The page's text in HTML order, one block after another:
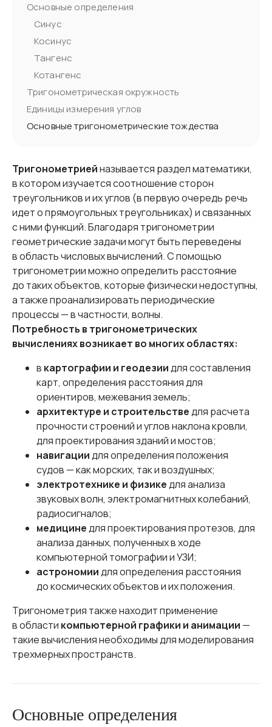
Основные определения
Синус
Косинус
Тангенс
Котангенс
Тригонометрическая окружность
Единицы измерения углов
Основные тригонометрические тождества
Тригонометриейназывается раздел математики,
в котором изучается соотношение сторон
треугольников и их углов (в первую очередь речь
идет о прямоугольных треугольниках) и связанных
с ними функций. Благодаря тригонометрии
геометрические задачи могут быть переведены
в область числовых вычислений. С помощью
тригонометрии можно определить расстояние
до таких объектов, которые физически недоступны,
а также проанализировать периодические
процессы — в частности, волны.
Потребность в тригонометрических
вычислениях возникает во многих областях:
в картографии и геодезиидля составления
карт, определения расстояния для
ориентиров, межевания земель;
архитектуре и строительстведля расчета
прочности строений и углов наклона кровли,
для проектирования зданий и мостов;
навигациидля определения положения
судов — как морских, так и воздушных;
электротехнике и физикедля анализа
звуковых волн, электромагнитных колебаний,
радиосигналов;
медицинедля проектирования протезов, для
анализа данных, полученных в ходе
компьютерной томографии и УЗИ;
астрономиидля определения расстояния
до космических объектов и их положения.
Тригонометрия также находит применение
в области компьютерной графики и анимации —
такие вычисления необходимы для моделирования
трехмерных пространств.
Основные определения